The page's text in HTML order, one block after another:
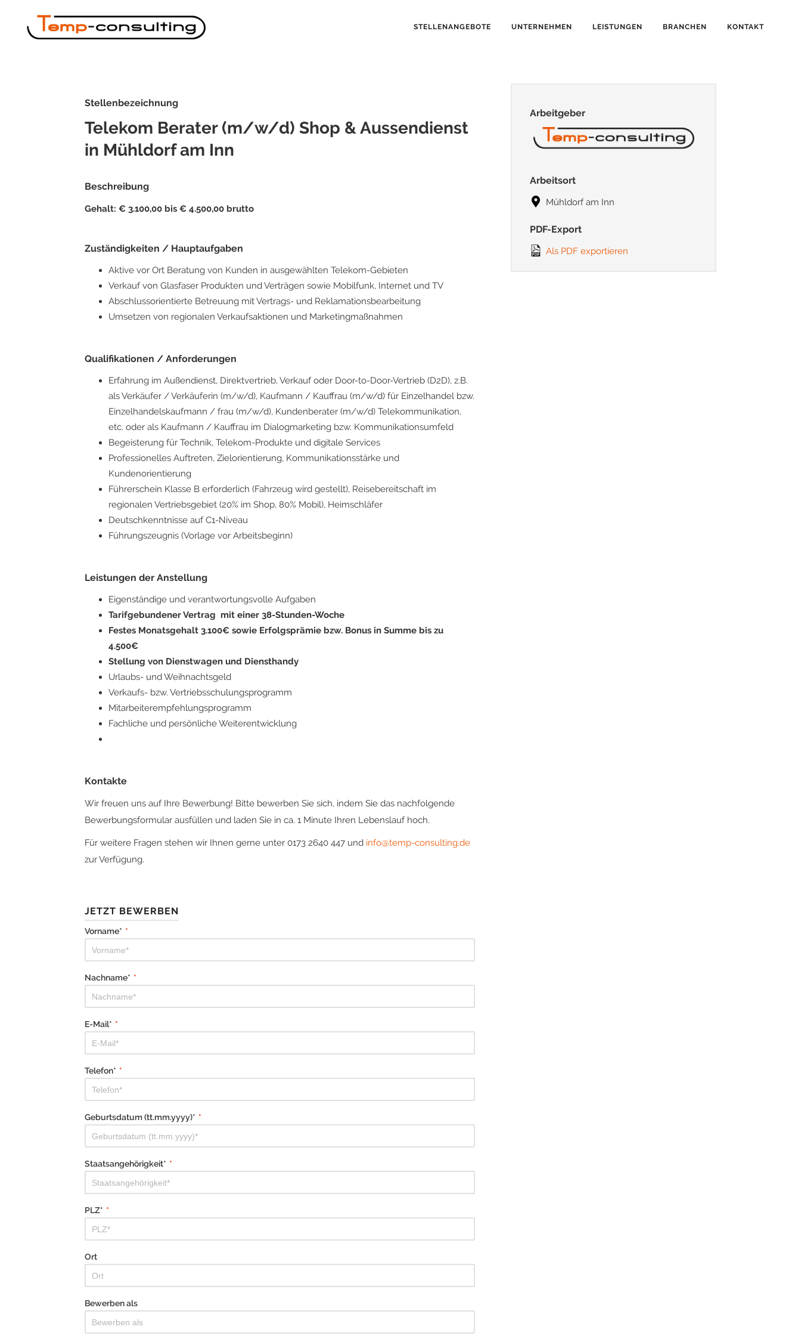
STELLENANGEBOTE UNTERNEHMEN LEISTUNGEN BRANCHEN KONTAKT
Stellenbezeichnung
Telekom Berater (m/w/d) Shop & Aussendienst
in Mühldorf am Inn
Beschreibung
Gehalt: € 3.100,00 bis € 4.500,00 brutto
Zuständigkeiten / Hauptaufgaben
Aktive vor Ort Beratung von Kunden in ausgewählten Telekom-Gebieten
Verkauf von Glasfaser Produkten und Verträgen sowie Mobilfunk, Internet und TV
Abschlussorientierte Betreuung mit Vertrags- und Reklamationsbearbeitung
Umsetzen von regionalen Verkaufsaktionen und Marketingmaßnahmen
Qualifikationen / Anforderungen
Erfahrung im Außendienst, Direktvertrieb, Verkauf oder Door-to-Door-Vertrieb (D2D), z.B.
als Verkäufer / Verkäuferin (m/w/d), Kaufmann / Kauffrau (m/w/d) für Einzelhandel bzw.
Einzelhandelskaufmann / frau (m/w/d), Kundenberater (m/w/d) Telekommunikation,
etc. oder als Kaufmann / Kauffrau im Dialogmarketing bzw. Kommunikationsumfeld
Begeisterung für Technik, Telekom-Produkte und digitale Services
Professionelles Auftreten, Zielorientierung, Kommunikationsstärke und
Kundenorientierung
Führerschein Klasse B erforderlich (Fahrzeug wird gestellt), Reisebereitschaft im
regionalen Vertriebsgebiet (20% im Shop, 80% Mobil), Heimschläfer
Deutschkenntnisse auf C1-Niveau
Führungszeugnis (Vorlage vor Arbeitsbeginn)
Leistungen der Anstellung
Eigenständige und verantwortungsvolle Aufgaben
Tarifgebundener Vertrag mit einer 38-Stunden-Woche
Festes Monatsgehalt 3.100€ sowie Erfolgsprämie bzw. Bonus in Summe bis zu
4.500€
Stellung von Dienstwagen und Diensthandy
Urlaubs- und Weihnachtsgeld
Verkaufs- bzw. Vertriebsschulungsprogramm
Mitarbeiterempfehlungsprogramm
Fachliche und persönliche Weiterentwicklung
Kontakte
Wir freuen uns auf Ihre Bewerbung! Bitte bewerben Sie sich, indem Sie das nachfolgende
Bewerbungsformular ausfüllen und laden Sie in ca. 1 Minute Ihren Lebenslauf hoch.
Für weitere Fragen stehen wir Ihnen gerne unter 0173 2640 447 und info@temp-consulting.de
zur Verfügung.
JETZT BEWERBEN
Vorname* *
Nachname* *
E-Mail* *
Telefon* *
Geburtsdatum (tt.mm.yyyy)* *
Staatsangehörigkeit* *
PLZ* *
Ort
Bewerben als
Arbeitgeber
Arbeitsort
Mühldorf am Inn
PDF-Export
Als PDF exportieren